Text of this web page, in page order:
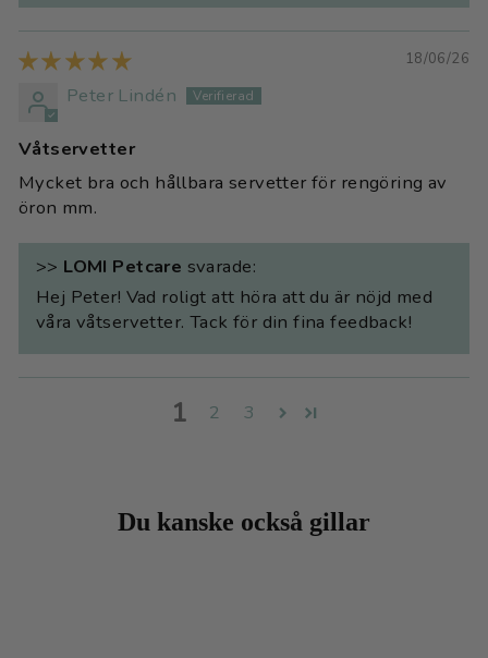
18/06/26
Peter Lindén
Våtservetter
Mycket bra och hållbara servetter för rengöring av
öron mm.
>> LOMI Petcare svarade:
Hej Peter! Vad roligt att höra att du är nöjd med
våra våtservetter. Tack för din fina feedback!
1 2 3
Du kanske också gillar